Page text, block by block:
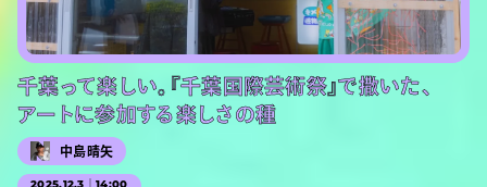
千葉って楽しい。『千葉国際芸術祭』で撒いた、
アートに参加する楽しさの種
中島晴矢